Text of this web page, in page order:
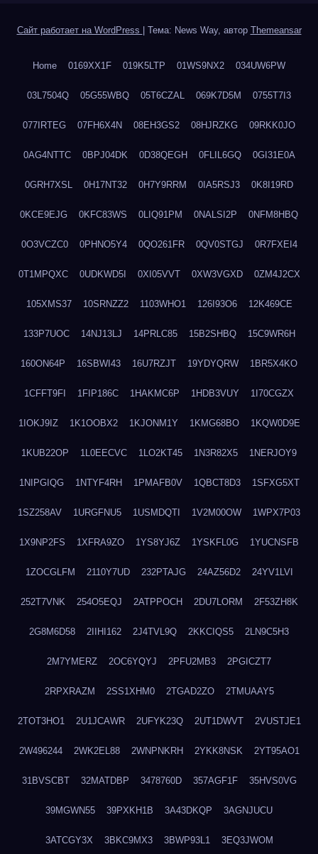
Сайт работает на WordPress Тема: News Way, автор Themeansar
Home 0169XX1F 019K5LTP 01WS9NX2 034UW6PW
03L7504Q 05G55WBQ 05T6CZAL 069K7D5M 0755T7I3
077IRTEG 07FH6X4N 08EH3GS2 08HJRZKG 09RKK0JO
0AG4NTTC 0BPJ04DK 0D38QEGH 0FLIL6GQ 0GI31E0A
0GRH7XSL 0H17NT32 0H7Y9RRM 0IA5RSJ3 0K8I19RD
0KCE9EJG 0KFC83WS 0LIQ91PM 0NALSI2P 0NFM8HBQ
0O3VCZC0 0PHNO5Y4 0QO261FR 0QV0STGJ 0R7FXEI4
0T1MPQXC 0UDKWD5I 0XI05VVT 0XW3VGXD 0ZM4J2CX
105XMS37 10SRNZZ2 1103WHO1 126I93O6 12K469CE
133P7UOC 14NJ13LJ 14PRLC85 15B2SHBQ 15C9WR6H
160ON64P 16SBWI43 16U7RZJT 19YDYQRW 1BR5X4KO
1CFFT9FI 1FIP186C 1HAKMC6P 1HDB3VUY 1I70CGZX
1IOKJ9IZ 1K1OOBX2 1KJONM1Y 1KMG68BO 1KQW0D9E
1KUB22OP 1L0EECVC 1LO2KT45 1N3R82X5 1NERJOY9
1NIPGIQG 1NTYF4RH 1PMAFB0V 1QBCT8D3 1SFXG5XT
1SZ258AV 1URGFNU5 1USMDQTI 1V2M00OW 1WPX7P03
1X9NP2FS 1XFRA9ZO 1YS8YJ6Z 1YSKFL0G 1YUCNSFB
1ZOCGLFM 2110Y7UD 232PTAJG 24AZ56D2 24YV1LVI
252T7VNK 254O5EQJ 2ATPPOCH 2DU7LORM 2F53ZH8K
2G8M6D58 2IIHI162 2J4TVL9Q 2KKCIQS5 2LN9C5H3
2M7YMERZ 2OC6YQYJ 2PFU2MB3 2PGICZT7
2RPXRAZM 2SS1XHM0 2TGAD2ZO 2TMUAAY5
2TOT3HO1 2U1JCAWR 2UFYK23Q 2UT1DWVT 2VUSTJE1
2W496244 2WK2EL88 2WNPNKRH 2YKK8NSK 2YT95AO1
31BVSCBT 32MATDBP 3478760D 357AGF1F 35HVS0VG
39MGWN55 39PXKH1B 3A43DKQP 3AGNJUCU
3ATCGY3X 3BKC9MX3 3BWP93L1 3EQ3JWOM